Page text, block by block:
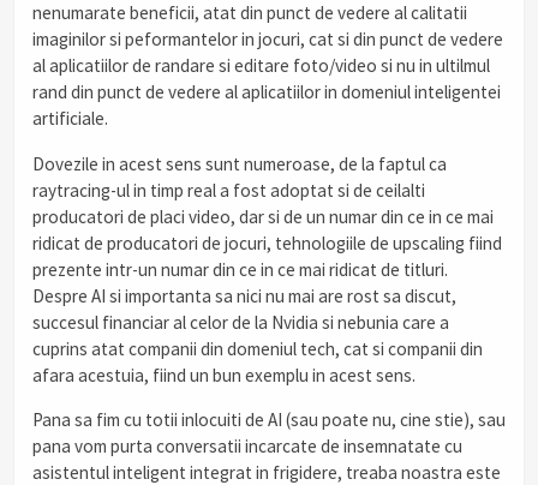
nenumarate beneficii, atat din punct de vedere al calitatii
imaginilor si peformantelor in jocuri, cat si din punct de vedere
al aplicatiilor de randare si editare foto/video si nu in ultilmul
rand din punct de vedere al aplicatiilor in domeniul inteligentei
artificiale.
Dovezile in acest sens sunt numeroase, de la faptul ca
raytracing-ul in timp real a fost adoptat si de ceilalti
producatori de placi video, dar si de un numar din ce in ce mai
ridicat de producatori de jocuri, tehnologiile de upscaling fiind
prezente intr-un numar din ce in ce mai ridicat de titluri.
Despre AI si importanta sa nici nu mai are rost sa discut,
succesul financiar al celor de la Nvidia si nebunia care a
cuprins atat companii din domeniul tech, cat si companii din
afara acestuia, fiind un bun exemplu in acest sens.
Pana sa fim cu totii inlocuiti de AI (sau poate nu, cine stie), sau
pana vom purta conversatii incarcate de insemnatate cu
asistentul inteligent integrat in frigidere, treaba noastra este